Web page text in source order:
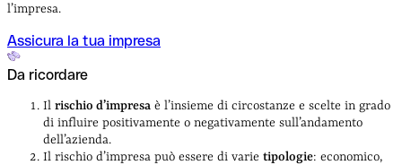
l’impresa.
Assicura la tua impresa
Da ricordare
Il rischio d’impresa è l’insieme di circostanze e scelte in grado
di influire positivamente o negativamente sull’andamento
dell’azienda.
Il rischio d’impresa può essere di varie tipologie: economico,